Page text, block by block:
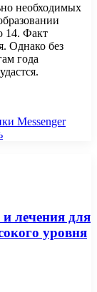
необходимых
14. Факт
Однако без
года
Messenger
лечения для
уровня